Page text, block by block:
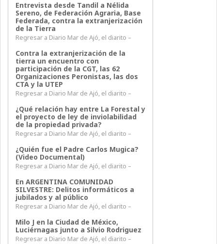
Entrevista desde Tandil a Nélida
Sereno, de Federación Agraria, Base
Federada, contra la extranjerización
de la Tierra
Regresar a Diario Mar de Ajó, el diarito –
Contra la extranjerización de la
tierra un encuentro con
participación de la CGT, las 62
Organizaciones Peronistas, las dos
CTA y la UTEP
Regresar a Diario Mar de Ajó, el diarito –
¿Qué relación hay entre La Forestal y
el proyecto de ley de inviolabilidad
de la propiedad privada?
Regresar a Diario Mar de Ajó, el diarito –
¿Quién fue el Padre Carlos Mugica?
(Video Documental)
Regresar a Diario Mar de Ajó, el diarito –
En ARGENTINA COMUNIDAD
SILVESTRE: Delitos informáticos a
jubilados y al público
Regresar a Diario Mar de Ajó, el diarito –
Milo J en la Ciudad de México,
Luciérnagas junto a Silvio Rodriguez
Regresar a Diario Mar de Ajó, el diarito –